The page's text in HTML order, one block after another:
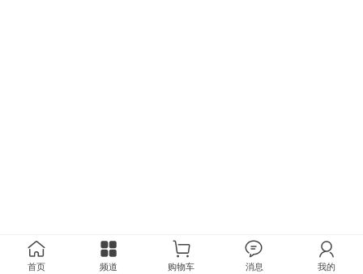
首页 频道 购物车 消息 我的